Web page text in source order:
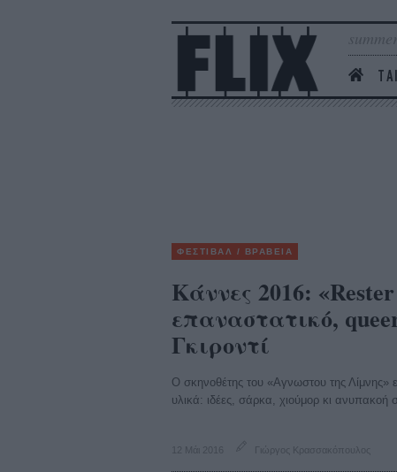
ΦΕΣΤΙΒΑΛ / ΒΡΑΒΕΙΑ
Κάννες 2016:
επαναστατικό,
Γκιροντί
Ο σκηνοθέτης του «Αγνωστου της Λίμνης»
υλικά: ιδέες, σάρκα, χιούμορ κι ανυπακοή
12 Μάι 2016 Γιώργος Κρασσακόπουλος